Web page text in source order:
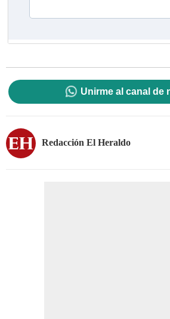
Unirme al canal de
Redacción El Heraldo